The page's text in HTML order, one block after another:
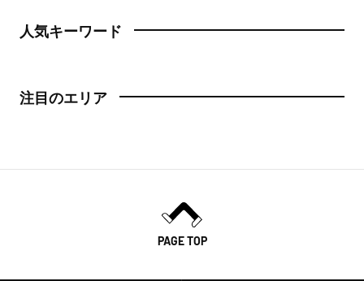
人気キーワード
注目のエリア
PAGE TOP